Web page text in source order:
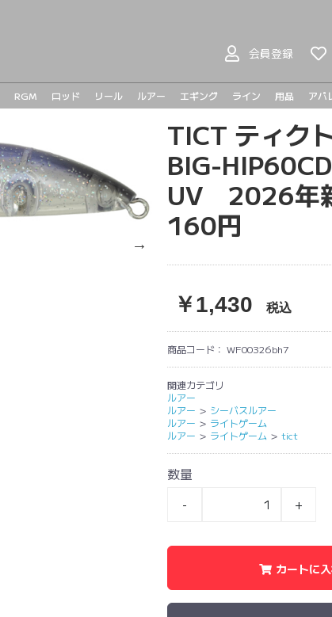
会員登録
RGM
ロッド
リール
ルアー
メガバス
メガバス
Go-
その他
tict
エギング ライン 用品 アパ
TICT ティク
BIG-
UV 2026年
160円
￥1,430 税込
商品コード： WF00326bh7
関連カテゴリ
ルアー
ルアー ＞ シーバスルアー
ルアー ＞ ライトゲーム
ルアー ＞ ライトゲーム ＞ tict
数量
- +
カートに